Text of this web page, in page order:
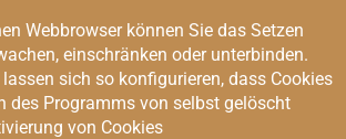
Webbrowser können Sie das Setzen
einschränken oder unterbinden.
sich so konfigurieren, dass Cookies
des Programms von selbst gelöscht
von Cookies